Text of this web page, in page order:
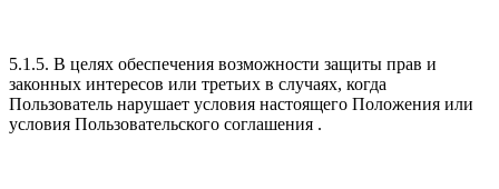
5.1.5. В целях обеспечения возможности защиты прав и
законных интересов или третьих в случаях, когда
Пользователь нарушает условия настоящего Положения или
условия Пользовательского соглашения .